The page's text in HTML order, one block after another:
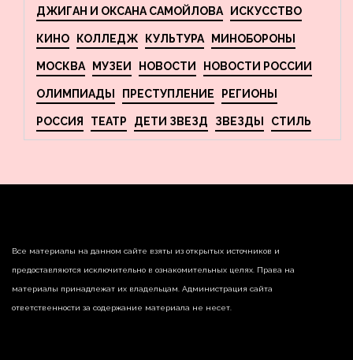
ДЖИГАН И ОКСАНА САМОЙЛОВА ИСКУССТВО
КИНО КОЛЛЕДЖ КУЛЬТУРА МИНОБОРОНЫ
МОСКВА МУЗЕИ НОВОСТИ НОВОСТИ РОССИИ
ОЛИМПИАДЫ ПРЕСТУПЛЕНИЕ РЕГИОНЫ
РОССИЯ ТЕАТР ДЕТИ ЗВЕЗД ЗВЕЗДЫ СТИЛЬ
Все материалы на данном сайте взяты из открытых источников и
предоставляются исключительно в ознакомительных целях. Права на
материалы принадлежат их владельцам. Администрация сайта
ответственности за содержание материала не несет.